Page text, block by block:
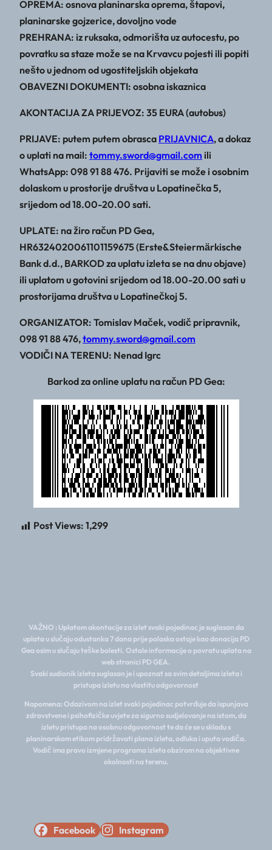
OPREMA: osnova planinarska oprema, štapovi,
planinarske gojzerice, dovoljno vode
PREHRANA: iz ruksaka, odmorišta uz autocestu, po
povratku sa staze može se na Krvavcu pojesti ili popiti
nešto u jednom od ugostiteljskih objekata
OBAVEZNI DOKUMENTI: osobna iskaznica
AKONTACIJA ZA PRIJEVOZ: 35 EURA (autobus)
PRIJAVE: putem putem obrasca PRIJAVNICA, a dokaz
o uplati na mail: tommy.sword@gmail.com ili
WhatsApp: 098 91 88 476. Prijaviti se može i osobnim
dolaskom u prostorije društva u Lopatinečka 5,
srijedom od 18.00-20.00 sati.
UPLATE: na žiro račun PD Gea,
HR6324020061101159675 (Erste&Steiermӓrkische
Bank d.d., BARKOD za uplatu izleta se na dnu objave)
ili uplatom u gotovini srijedom od 18.00-20.00 sati u
prostorijama društva u Lopatinečkoj 5.
ORGANIZATOR: Tomislav Maček, vodič pripravnik,
098 91 88 476,tommy.sword@gmail.com
VODIČI NA TERENU: Nenad Igrc
Barkod za online uplatu na račun PD Gea:
Post Views: 1,299
VAŽNO : Uplatom akontacije za izlet svaki pojedinac je suglasan da
uplata u slučaju odustanka 7 dana prije polaska ostaje kao donacija PD
Gea osim u slučaju teške bolesti. Ostale informacije o povratu uplata na
web stranici PD GEA.
Svaki sudionik izleta suglasan je i upoznat sa svim detaljima izleta i
pristupa izletu na vlastitu odgovornost
Napomena: Odazivom na izlet svaki pojedinac potvrđuje da ispunjava
zdravstvene i psihofizičke uvjete za sigurno sudjelovanje na istom, da
izletu pristupa na osobnu odgovornost te da će se u skladu s
planinarskom etikom pridržavati plana izleta, odluka i uputa vodiča.
Vodič ima pravo izmjene programa izleta obzirom na objektivne
okolnosti na terenu.
Facebook Instagram